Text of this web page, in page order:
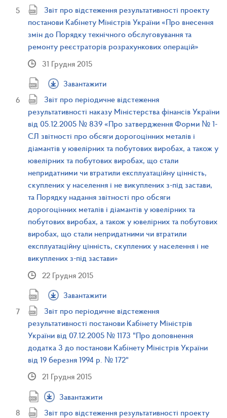
Звіт про відстеження результативності проекту
постанови Кабінету Міністрів України «Про внесення
змін до Порядку технічного обслуговування та
ремонту реєстраторів розрахункових операцій»
31 Грудня 2015
Завантажити
Звіт про періодичне відстеження
результативності наказу Міністерства фінансів України
від 05.12.2005 № 839 «Про затвердження Форми № 1-
СЛ звітності про обсяги дорогоцінних металів і
діамантів у ювелірних та побутових виробах, а також у
ювелірних та побутових виробах, що стали
непридатними чи втратили експлуатаційну цінність,
скуплених у населення і не викуплених з-під застави,
та Порядку надання звітності про обсяги
дорогоцінних металів і діамантів у ювелірних та
побутових виробах, а також у ювелірних та побутових
виробах, що стали непридатними чи втратили
експлуатаційну цінність, скуплених у населення і не
викуплених з-під застави»
22 Грудня 2015
Завантажити
Звіт про періодичне відстеження
результативності постанови Кабінету Міністрів
України від 07.12.2005 № 1173 "Про доповнення
додатка 3 до постанови Кабінету Міністрів України
від 19 березня 1994 р. № 172"
21 Грудня 2015
Завантажити
Звіт про відстеження результативності проекту